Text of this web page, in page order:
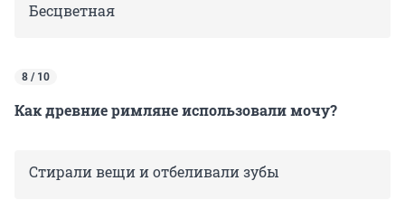
Бесцветная
8 / 10
Как древние римляне использовали мочу?
Стирали вещи и отбеливали зубы